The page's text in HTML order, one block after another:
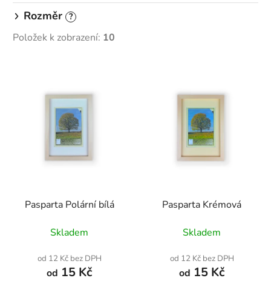
ů
Rozměr ?
Položek k zobrazení: 10
Pasparta Polární bílá
Skladem
od 12 Kč bez DPH
od 15 Kč
Pasparta Krémová
Skladem
od 12 Kč bez DPH
od 15 Kč